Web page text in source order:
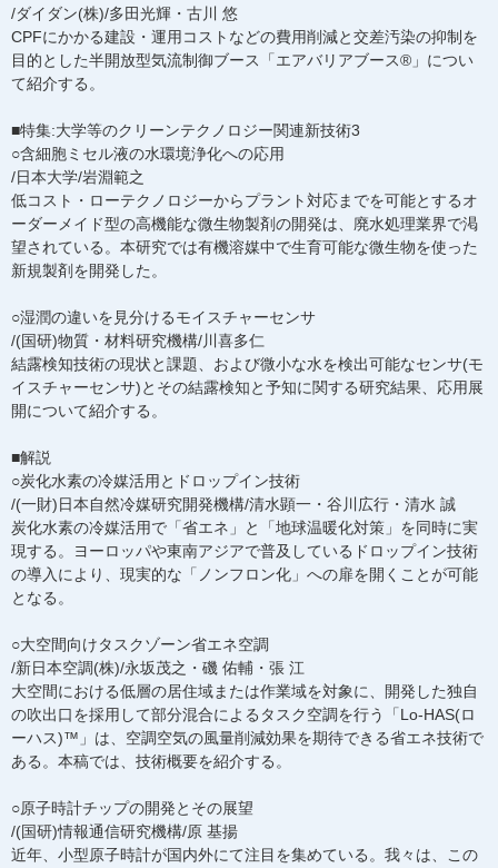
/ダイダン(株)/多田光輝・古川 悠
CPFにかかる建設・運用コストなどの費用削減と交差汚染の抑制を
目的とした半開放型気流制御ブース「エアバリアブース®」につい
て紹介する。
■特集:大学等のクリーンテクノロジー関連新技術3
○含細胞ミセル液の水環境浄化への応用
/日本大学/岩淵範之
低コスト・ローテクノロジーからプラント対応までを可能とするオ
ーダーメイド型の高機能な微生物製剤の開発は、廃水処理業界で渇
望されている。本研究では有機溶媒中で生育可能な微生物を使った
新規製剤を開発した。
○湿潤の違いを見分けるモイスチャーセンサ
/(国研)物質・材料研究機構/川喜多仁
結露検知技術の現状と課題、および微小な水を検出可能なセンサ(モ
イスチャーセンサ)とその結露検知と予知に関する研究結果、応用展
開について紹介する。
■解説
○炭化水素の冷媒活用とドロップイン技術
/(一財)日本自然冷媒研究開発機構/清水顕一・谷川広行・清水 誠
炭化水素の冷媒活用で「省エネ」と「地球温暖化対策」を同時に実
現する。ヨーロッパや東南アジアで普及しているドロップイン技術
の導入により、現実的な「ノンフロン化」への扉を開くことが可能
となる。
○大空間向けタスクゾーン省エネ空調
/新日本空調(株)/永坂茂之・磯 佑輔・張 江
大空間における低層の居住域または作業域を対象に、開発した独自
の吹出口を採用して部分混合によるタスク空調を行う「Lo-HAS(ロ
ーハス)™」は、空調空気の風量削減効果を期待できる省エネ技術で
ある。本稿では、技術概要を紹介する。
○原子時計チップの開発とその展望
/(国研)情報通信研究機構/原 基揚
近年、小型原子時計が国内外にて注目を集めている。我々は、この